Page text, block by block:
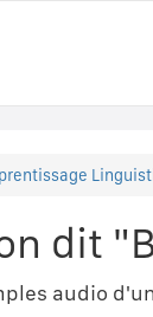
dit
audio